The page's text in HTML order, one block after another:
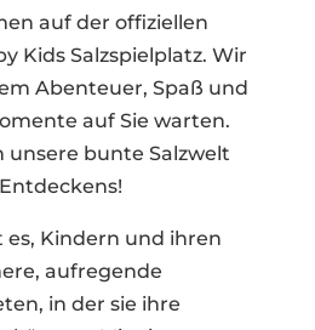
auf der offiziellen
Kids Salzspielplatz. Wir
Abenteuer, Spaß und
auf Sie warten.
unsere bunte Salzwelt
es, Kindern und ihren
aufregende
in der sie ihre